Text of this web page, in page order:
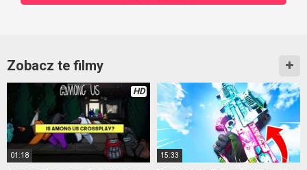
Zobacz te filmy
HD
01:18 15:33